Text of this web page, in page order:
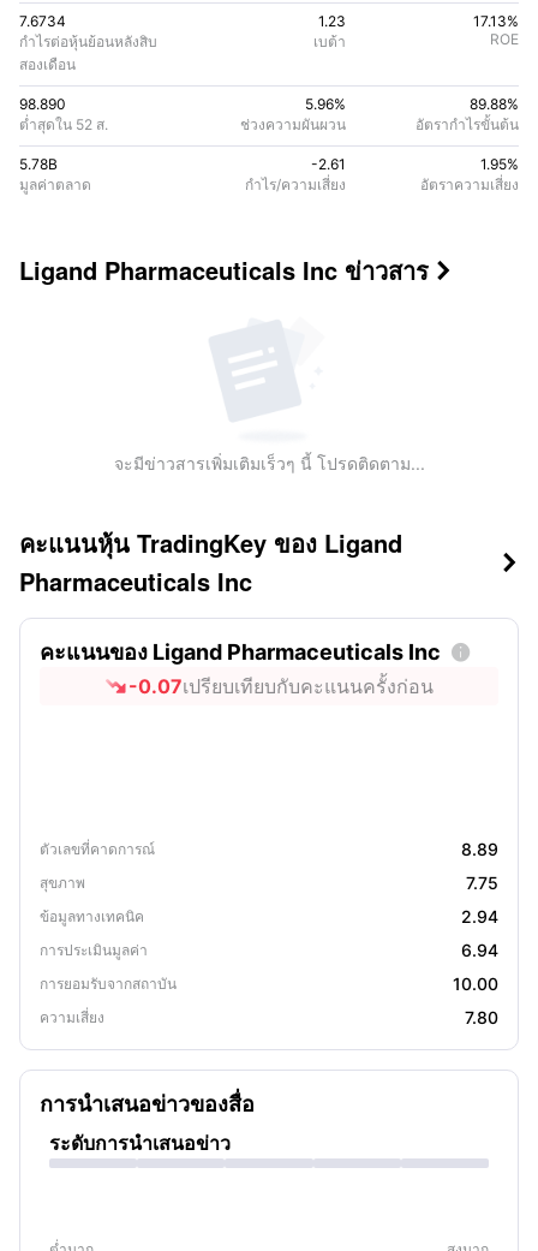
7.6734
กําไรต่อหุ้นย้อนหลังสิบ
สองเดือน
1.23
เบต้า
17.13%
ROE
98.890
ต่ำสุดใน 52 ส.
5.96%
ช่วงความผันผวน
89.88%
อัตรากําไรขั้นต้น
5.78B
มูลค่าตลาด
-2.61
กำไร/ความเสี่ยง
1.95%
อัตราความเสี่ยง
Ligand Pharmaceuticals Inc ข่าวสาร 
จะมีข่าวสารเพิ่มเติมเร็วๆ นี้ โปรดติดตาม...
คะแนนหุ้น TradingKey ของ Ligand
Pharmaceuticals Inc

คะแนนของ Ligand Pharmaceuticals Inc 
-0.07เปรียบเทียบกับคะแนนครั้งก่อน
ตัวเลขที่คาดการณ์ 8.89
สุขภาพ 7.75
ข้อมูลทางเทคนิค 2.94
การประเมินมูลค่า 6.94
การยอมรับจากสถาบัน 10.00
ความเสี่ยง 7.80
การนำเสนอข่าวของสื่อ
ระดับการนำเสนอข่าว